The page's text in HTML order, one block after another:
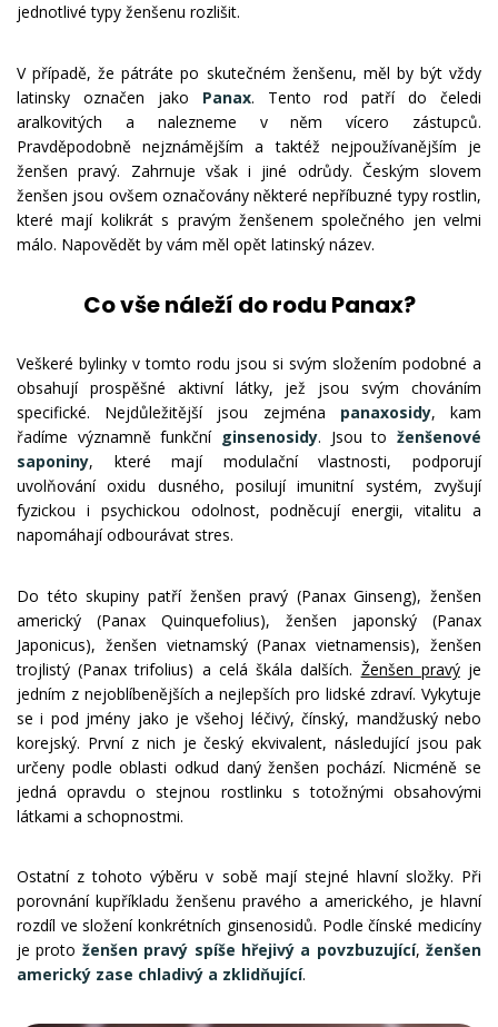
jednotlivé typy ženšenu rozlišit.
V případě, že pátráte po skutečném ženšenu, měl by být vždy
latinsky označen jako Panax. Tento rod patří do čeledi
aralkovitých a nalezneme v něm vícero zástupců.
Pravděpodobně nejznámějším a taktéž nejpoužívanějším je
ženšen pravý. Zahrnuje však i jiné odrůdy. Českým slovem
ženšen jsou ovšem označovány některé nepříbuzné typy rostlin,
které mají kolikrát s pravým ženšenem společného jen velmi
málo. Napovědět by vám měl opět latinský název.
Co vše náleží do rodu Panax?
Veškeré bylinky v tomto rodu jsou si svým složením podobné a
obsahují prospěšné aktivní látky, jež jsou svým chováním
specifické. Nejdůležitější jsou zejména panaxosidy, kam
řadíme významně funkční ginsenosidy. Jsou to ženšenové
saponiny, které mají modulační vlastnosti, podporují
uvolňování oxidu dusného, posilují imunitní systém, zvyšují
fyzickou i psychickou odolnost, podněcují energii, vitalitu a
napomáhají odbourávat stres.
Do této skupiny patří ženšen pravý (Panax Ginseng), ženšen
americký (Panax Quinquefolius), ženšen japonský (Panax
Japonicus), ženšen vietnamský (Panax vietnamensis), ženšen
trojlistý (Panax trifolius) a celá škála dalších. Ženšen pravýje
jedním z nejoblíbenějších a nejlepších pro lidské zdraví. Vykytuje
se i pod jmény jako je všehoj léčivý, čínský, mandžuský nebo
korejský. První z nich je český ekvivalent, následující jsou pak
určeny podle oblasti odkud daný ženšen pochází. Nicméně se
jedná opravdu o stejnou rostlinku s totožnými obsahovými
látkami a schopnostmi.
Ostatní z tohoto výběru v sobě mají stejné hlavní složky. Při
porovnání kupříkladu ženšenu pravého a amerického, je hlavní
rozdíl ve složení konkrétních ginsenosidů. Podle čínské medicíny
je proto ženšen pravý spíše hřejivý a povzbuzující, ženšen
americký zase chladivý a zklidňující.